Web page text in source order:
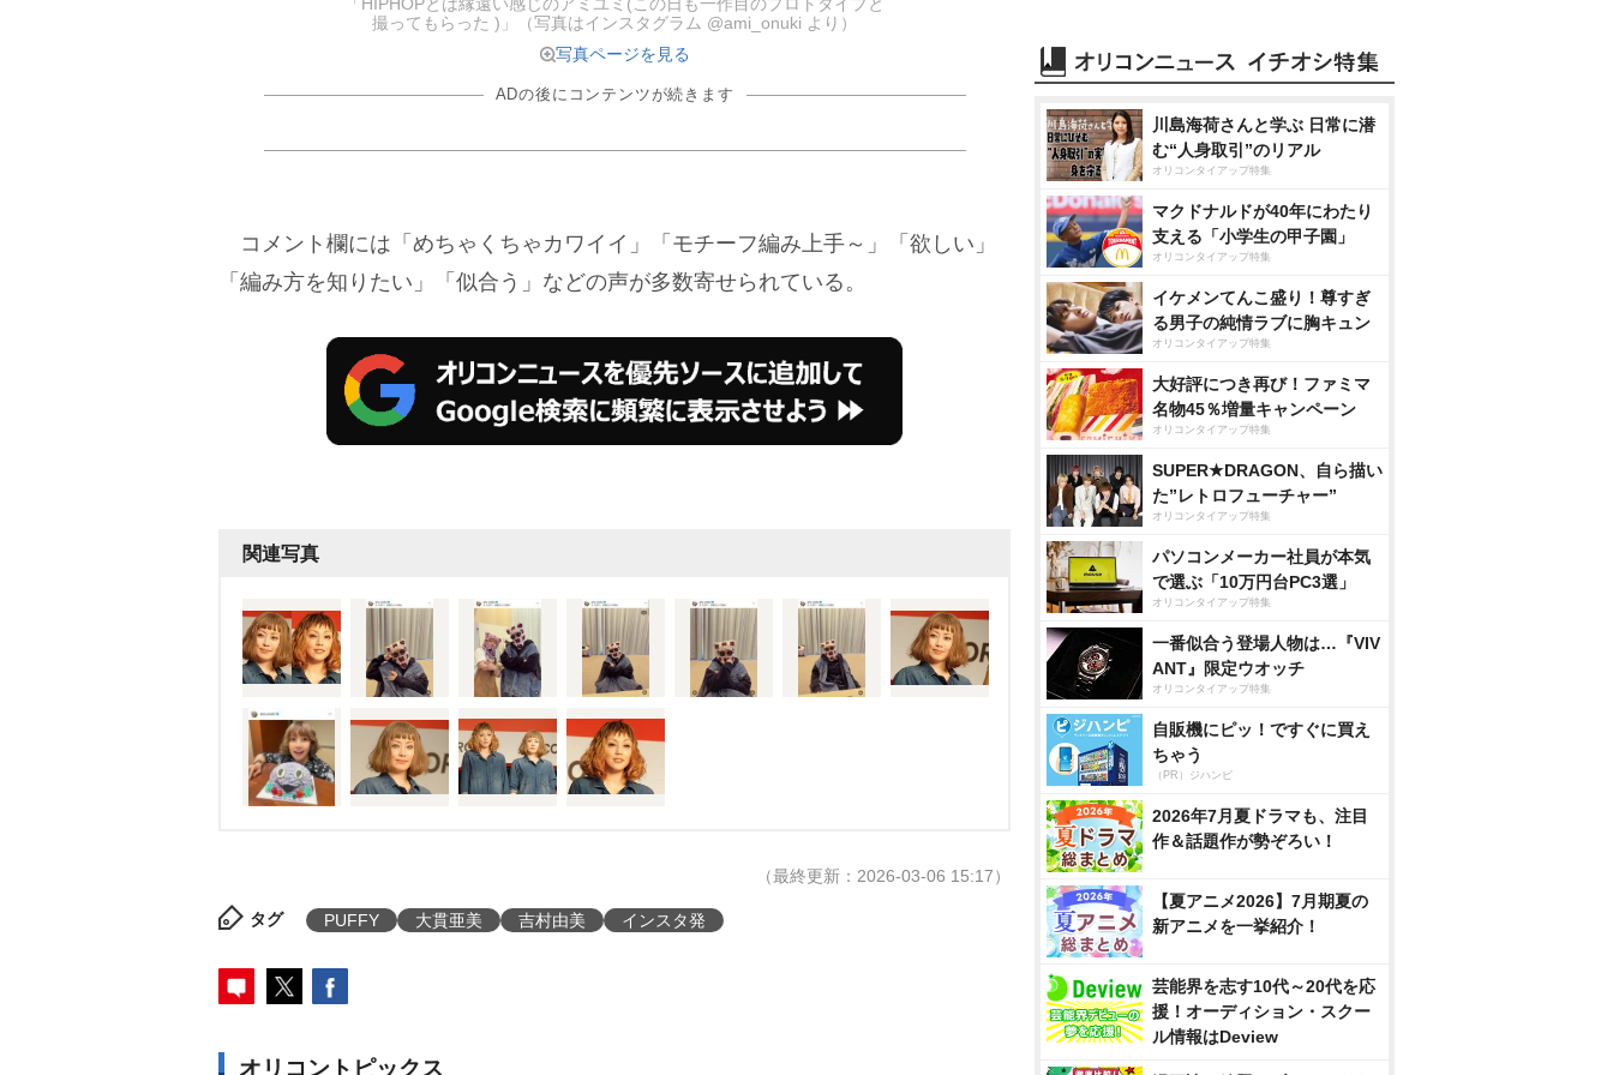
「HIPHOPとは縁遠い感じのアミユミ(この日も一作目のプロトタイプと
撮ってもらった )」（写真はインスタグラム @ami_onuki より）
写真ページを見る
ADの後にコンテンツが続きます
コメント欄には「めちゃくちゃカワイイ」「モチーフ編み上手～」「欲しい」
「編み方を知りたい」「似合う」などの声が多数寄せられている。
関連写真
（最終更新：2026-03-06 15:17）
タグ PUFFY 大貫亜美 吉村由美 インスタ発
オリコントピックス
川島海荷さんと学ぶ 日常に潜
む“人身取引”のリアル
オリコンタイアップ特集
マクドナルドが40年にわたり
支える「小学生の甲子園」
オリコンタイアップ特集
イケメンてんこ盛り！尊すぎ
る男子の純情ラブに胸キュン
オリコンタイアップ特集
大好評につき再び！ファミマ
名物45％増量キャンペーン
オリコンタイアップ特集
SUPER★DRAGON、自ら描い
た”レトロフューチャー”
オリコンタイアップ特集
パソコンメーカー社員が本気
で選ぶ「10万円台PC3選」
オリコンタイアップ特集
一番似合う登場人物は…『VIV
ANT』限定ウオッチ
オリコンタイアップ特集
自販機にピッ！ですぐに買え
ちゃう
（PR）ジハンピ
2026年7月夏ドラマも、注目
作＆話題作が勢ぞろい！
【夏アニメ2026】7月期夏の
新アニメを一挙紹介！
芸能界を志す10代～20代を応
援！オーディション・スクー
ル情報はDeview